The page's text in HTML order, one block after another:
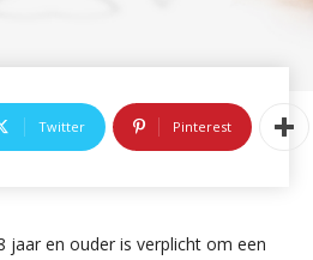
Twitter Pinterest
jaar en ouder is verplicht om een